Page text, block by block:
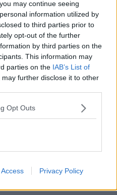
may continue seeing
information utilized by
to third parties prior to
opt-out of the further
by third parties on the
This information may
parties on the IAB’s List of
may further disclose it to other
Opt Outs
Privacy Policy
qualche domanda
e di Darwin
il Lula-risk
viva
Questo è il
oscura del sionismo
della tensione
(prima parte)
spara-tutto!